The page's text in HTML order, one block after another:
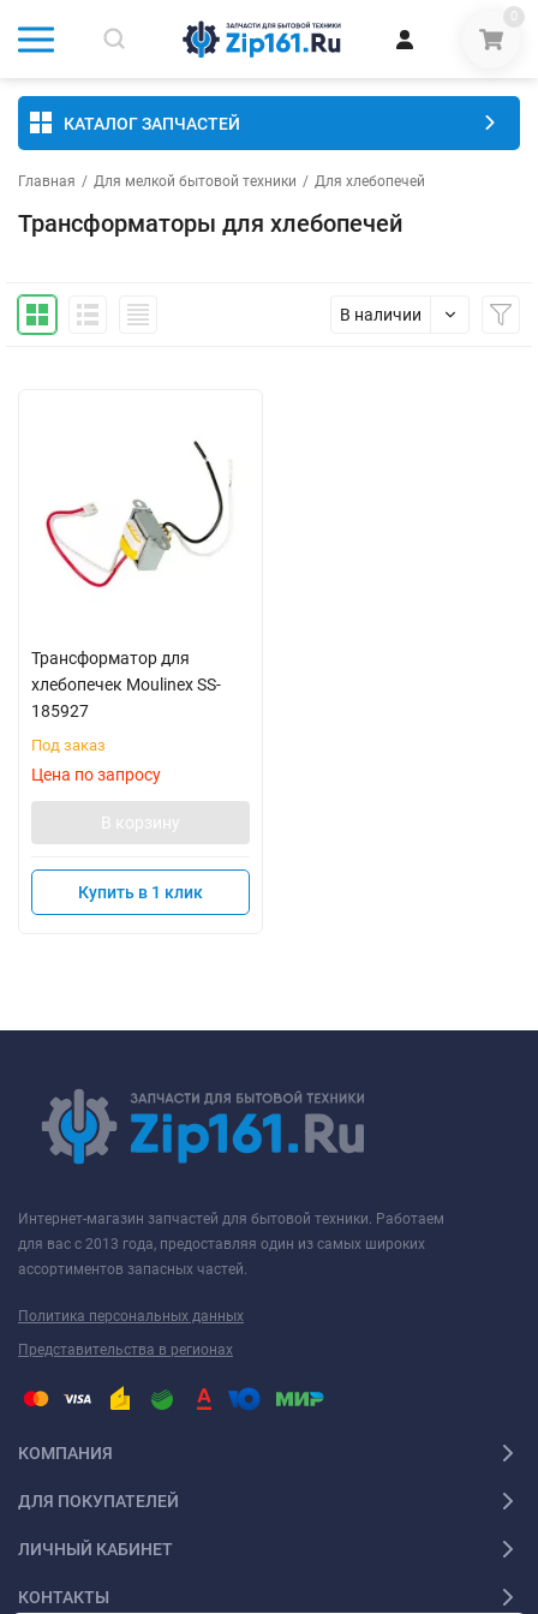
0
КАТАЛОГ ЗАПЧАСТЕЙ
Главная / Для мелкой бытовой техники / Для хлебопечей
Трансформаторы для хлебопечей
В наличии
Трансформатор для
хлебопечек Moulinex SS-
185927
Под заказ
Цена по запросу
В корзину
Купить в 1 клик
Интернет-магазин запчастей для бытовой техники. Работаем
для вас с 2013 года, предоставляя один из самых широких
ассортиментов запасных частей.
Политика персональных данных
Представительства в регионах
КОМПАНИЯ
ДЛЯ ПОКУПАТЕЛЕЙ
ЛИЧНЫЙ КАБИНЕТ
КОНТАКТЫ